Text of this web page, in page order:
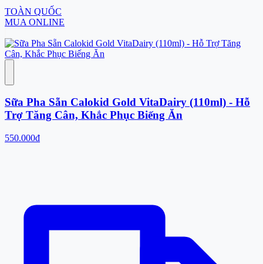
TOÀN QUỐC
MUA ONLINE
Sữa Pha Sẵn Calokid Gold VitaDairy (110ml) - Hỗ
Trợ Tăng Cân, Khắc Phục Biếng Ăn
550.000đ